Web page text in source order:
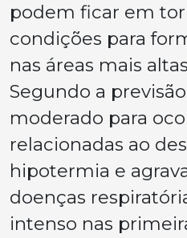
podem ficar em
condições para
nas áreas mais
Segundo a
moderado para
relacionadas ao
hipotermia e
doenças
intenso nas